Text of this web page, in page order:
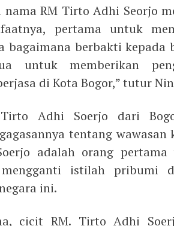
nama RM Tirto Adhi Seorjo
pertama untuk
bagaimana berbakti kepada
untuk memberikan
di Kota Bogor,” tutur
Adhi Soerjo dari
tentang wawasan
adalah orang pertama
istilah pribumi
ini.
cicit RM. Tirto Adhi